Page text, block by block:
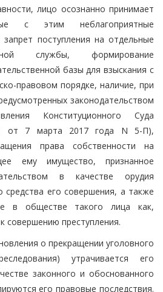
лицо осознанно принимает
с этим неблагоприятные
поступления на отдельные
службы, формирование
базы для взыскания с
правовом порядке, наличие, при
законодательством
Конституционного Суда
от 7 марта 2017 года N 5-П),
права собственности на
ему имущество, признанное
в качестве орудия
средства его совершения, а также
в обществе такого лица как,
совершению преступления.
о прекращении уголовного
утрачивается его
законного и обоснованного
его правовые последствия.